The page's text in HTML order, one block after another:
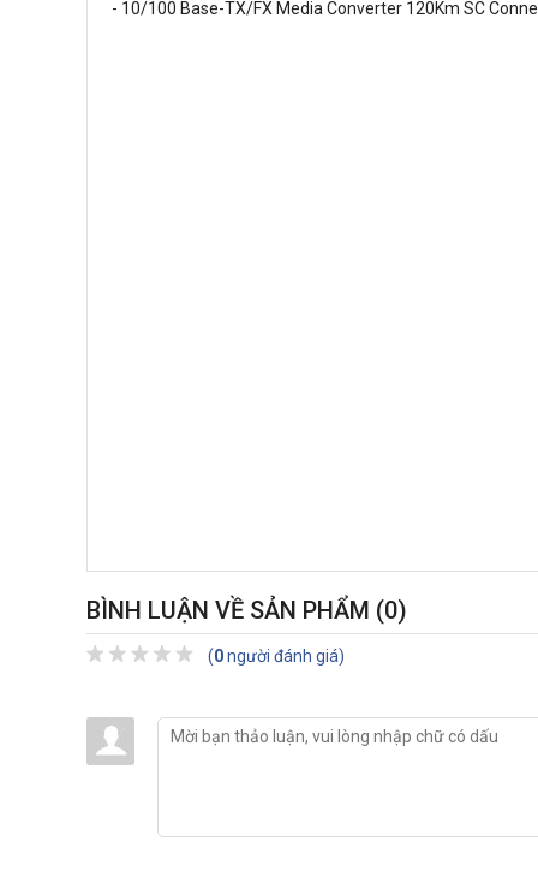
- 10/100 Base-TX/FX Media Converter 120Km SC
BÌNH LUẬN VỀ SẢN PHẨM (0)
(0người đánh giá)